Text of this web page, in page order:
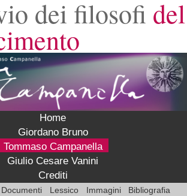
dei filosofi del
Home
Giordano Bruno
Tommaso Campanella
Giulio Cesare Vanini
Crediti
Documenti Lessico Immagini
Bibliografia